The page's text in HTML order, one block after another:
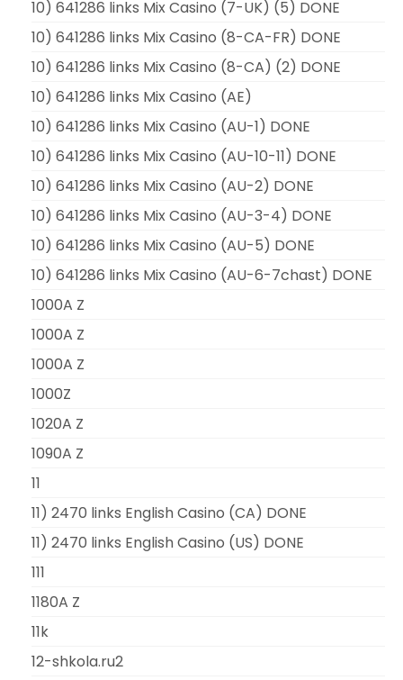
10) 641286 links Mix Casino (7-UK) (5) DONE
10) 641286 links Mix Casino (8-CA-FR) DONE
10) 641286 links Mix Casino (8-CA) (2) DONE
10) 641286 links Mix Casino (AE)
10) 641286 links Mix Casino (AU-1) DONE
10) 641286 links Mix Casino (AU-10-11) DONE
10) 641286 links Mix Casino (AU-2) DONE
10) 641286 links Mix Casino (AU-3-4) DONE
10) 641286 links Mix Casino (AU-5) DONE
10) 641286 links Mix Casino (AU-6-7chast) DONE
1000A Z
1000A Z
1000A Z
1000Z
1020A Z
1090A Z
11
11) 2470 links English Casino (CA) DONE
11) 2470 links English Casino (US) DONE
111
1180A Z
11k
12-shkola.ru2